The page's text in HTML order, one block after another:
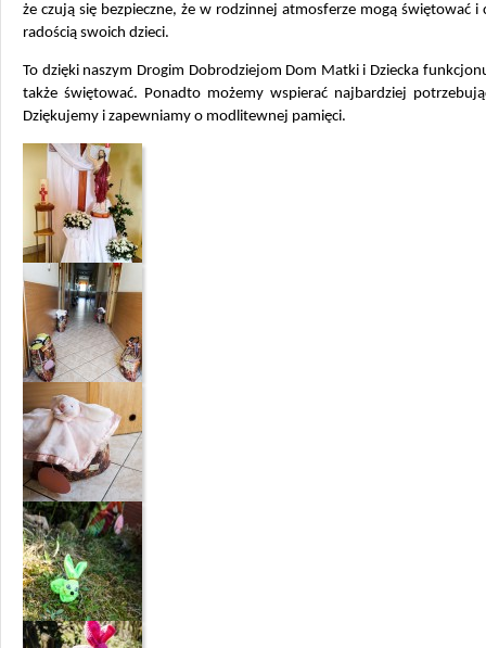
że czują się bezpieczne, że w rodzinnej atmosferze mogą świętować i
radością swoich dzieci.
To dzięki naszym Drogim Dobrodziejom Dom Matki i Dziecka
także świętować. Ponadto możemy wspierać najbardziej
Dziękujemy i zapewniamy o modlitewnej pamięci.